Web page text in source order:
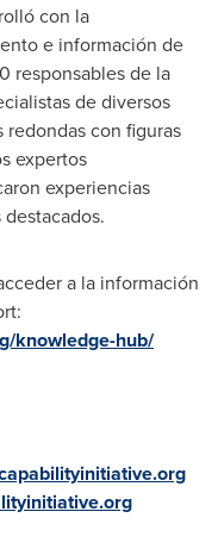
con la
e información de
responsables de la
de diversos
redondas con figuras
expertos
experiencias
a la información
knowledge-hub/